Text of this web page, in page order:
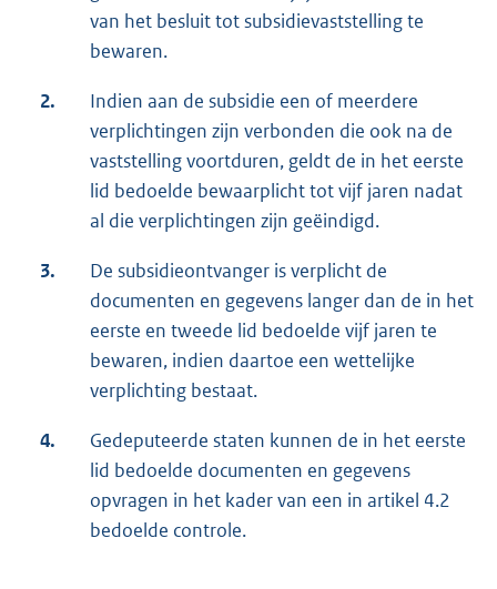
van het besluit tot subsidievaststelling te
bewaren.
2.
Indien aan de subsidie een of meerdere
verplichtingen zijn verbonden die ook na de
vaststelling voortduren, geldt de in het eerste
lid bedoelde bewaarplicht tot vijf jaren nadat
al die verplichtingen zijn geëindigd.
3.
De subsidieontvanger is verplicht de
documenten en gegevens langer dan de in het
eerste en tweede lid bedoelde vijf jaren te
bewaren, indien daartoe een wettelijke
verplichting bestaat.
4.
Gedeputeerde staten kunnen de in het eerste
lid bedoelde documenten en gegevens
opvragen in het kader van een in artikel 4.2
bedoelde controle.